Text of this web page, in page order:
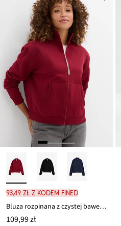
93,49 zł z kodem FINED
Bluza rozpinana z czystej bawełny organicznej
109,99 zł